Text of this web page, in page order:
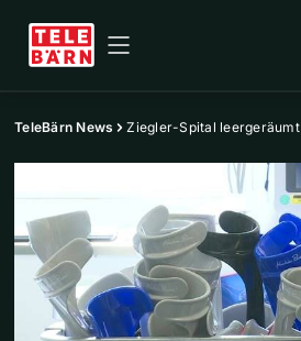
TeleBärn News Ziegler-Spital leergeräumt